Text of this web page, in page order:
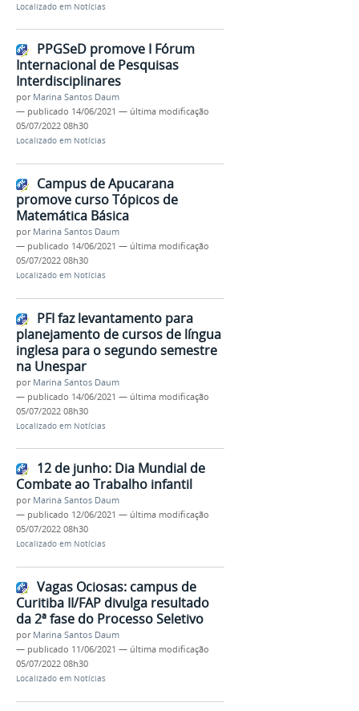
Localizado em Notícias
PPGSeD promove I Fórum
Internacional de Pesquisas
Interdisciplinares
por Marina Santos Daum
— publicado 14/06/2021 — última modificação
05/07/2022 08h30
Localizado em Notícias
Campus de Apucarana
promove curso Tópicos de
Matemática Básica
por Marina Santos Daum
— publicado 14/06/2021 — última modificação
05/07/2022 08h30
Localizado em Notícias
PFI faz levantamento para
planejamento de cursos de língua
inglesa para o segundo semestre
na Unespar
por Marina Santos Daum
— publicado 14/06/2021 — última modificação
05/07/2022 08h30
Localizado em Notícias
12 de junho: Dia Mundial de
Combate ao Trabalho infantil
por Marina Santos Daum
— publicado 12/06/2021 — última modificação
05/07/2022 08h30
Localizado em Notícias
Vagas Ociosas: campus de
Curitiba II/FAP divulga resultado
da 2ª fase do Processo Seletivo
por Marina Santos Daum
— publicado 11/06/2021 — última modificação
05/07/2022 08h30
Localizado em Notícias